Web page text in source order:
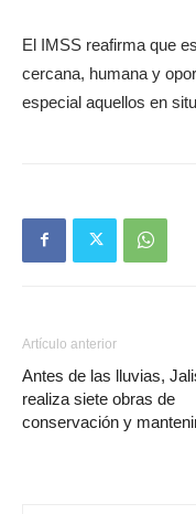
El IMSS reafirma que
cercana, humana y
especial aquellos en
Artículo anterior
Antes de las lluvias,
realiza siete obras de
conservación y